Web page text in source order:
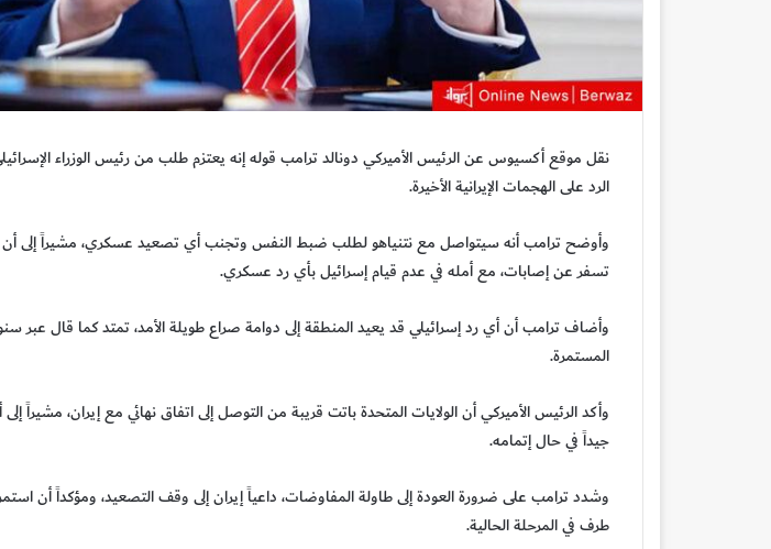
نقل موقع أكسيوس عن الرئيس الأميركي دونالد ترامب قوله إنه يعتزم طلب من رئيس الوزراء
الرد على الهجمات الإيرانية الأخيرة.
وأوضح ترامب أنه سيتواصل مع نتنياهو لطلب ضبط النفس وتجنب أي تصعيد عسكري، مشيراً إلى أن
تسفر عن إصابات، مع أمله في عدم قيام إسرائيل بأي رد عسكري.
وأضاف ترامب أن أي رد إسرائيلي قد يعيد المنطقة إلى دوامة صراع طويلة الأمد، تمتد كما قال عبر
المستمرة.
وأكد الرئيس الأميركي أن الولايات المتحدة باتت قريبة من التوصل إلى اتفاق نهائي مع إيران، مشيراً
جيداً في حال إتمامه.
وشدد ترامب على ضرورة العودة إلى طاولة المفاوضات، داعياً إيران إلى وقف التصعيد، ومؤكداً أن
طرف في المرحلة الحالية.